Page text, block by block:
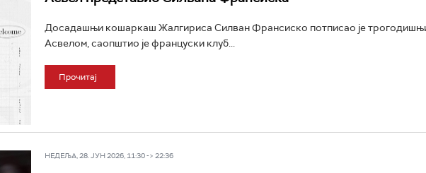
Досадашњи кошаркаш Жалгириса Силван Франсиско потписао је
Асвелом, саопштио је француски клуб...
Прочитај
НЕДЕЉА, 28. ЈУН 2026, 11:30 -> 22:36